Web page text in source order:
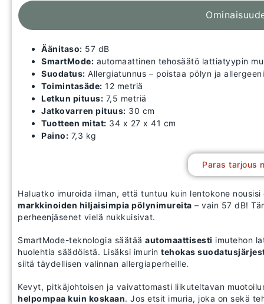
Äänitaso: 57 dB
SmartMode: automaattinen tehosäätö lattiatyypin
Suodatus: Allergiatunnus – poistaa pölyn ja
Toimintasäde: 12 metriä
Letkun pituus: 7,5 metriä
Jatkovarren pituus: 30 cm
Tuotteen mitat: 34 x 27 x 41 cm
Paino: 7,3 kg
Paras tarjous
Haluatko imuroida ilman, että tuntuu kuin lentokone
markkinoiden hiljaisimpia pölynimureita – vain 57 dB!
perheenjäsenet vielä nukkuisivat.
SmartMode-teknologia säätää automaattisesti imutehon
huolehtia säädöistä. Lisäksi imurin tehokas
siitä täydellisen valinnan allergiaperheille.
Kevyt, pitkäjohtoisen ja vaivattomasti liikuteltavan
helpompaa kuin koskaan. Jos etsit imuria, joka on sekä